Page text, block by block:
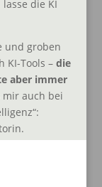
die KI
und groben
KI-Tools –die
aber immer
mir auch bei